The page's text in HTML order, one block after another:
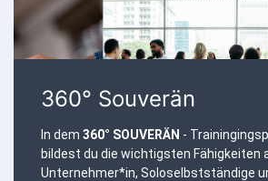
360° Souverän
In dem 360° SOUVERÄN -
bildest du die wichtigsten Fähigkeiten
Unternehmer*in, Soloselbstständige